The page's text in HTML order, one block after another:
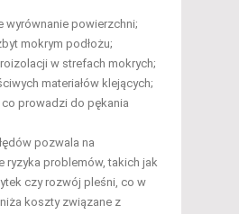
wyrównanie powierzchni;
mokrym podłożu;
w strefach mokrych;
materiałów klejących;
prowadzi do pękania
pozwala na
ryzyka problemów, takich jak
czy rozwój pleśni, co w
koszty związane z